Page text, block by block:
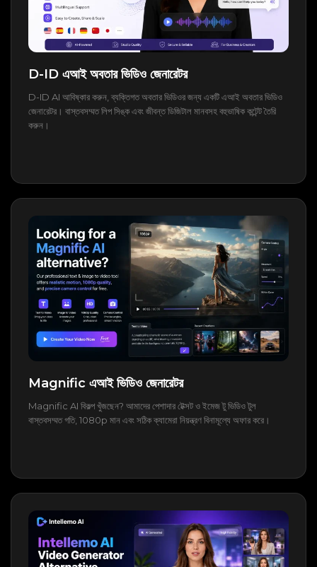
D-ID এআই অবতার ভিডিও জেনারেটর
D-ID AI আবিষ্কার করুন, ব্যক্তিগত অবতার ভিডিওর জন্য একটি এআই অবতার ভিডিও
জেনারেটর। বাস্তবসম্মত লিপ সিঙ্ক এবং জীবন্ত ডিজিটাল মানবসহ বহুভাষিক কন্টেন্ট তৈরি
করুন।
Magnific এআই ভিডিও জেনারেটর
Magnific AI বিকল্প খুঁজছেন? আমাদের পেশাদার টেক্সট ও ইমেজ টু ভিডিও টুল
বাস্তবসম্মত গতি, 1080p মান এবং সঠিক ক্যামেরা নিয়ন্ত্রণ বিনামূল্যে অফার করে।